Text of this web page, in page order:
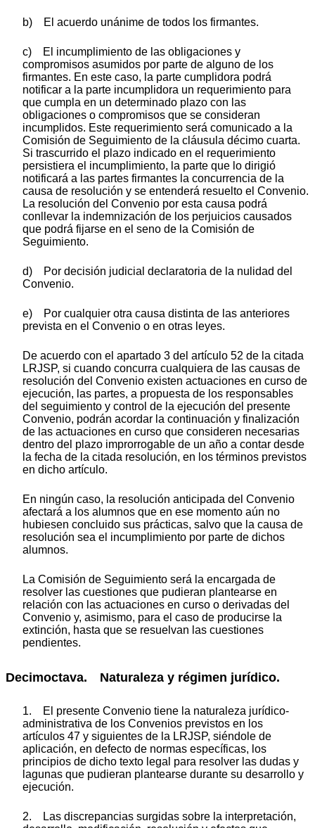
b) El acuerdo unánime de todos los firmantes.
c) El incumplimiento de las obligaciones y
compromisos asumidos por parte de alguno de los
firmantes. En este caso, la parte cumplidora podrá
notificar a la parte incumplidora un requerimiento para
que cumpla en un determinado plazo con las
obligaciones o compromisos que se consideran
incumplidos. Este requerimiento será comunicado a la
Comisión de Seguimiento de la cláusula décimo cuarta.
Si trascurrido el plazo indicado en el requerimiento
persistiera el incumplimiento, la parte que lo dirigió
notificará a las partes firmantes la concurrencia de la
causa de resolución y se entenderá resuelto el Convenio.
La resolución del Convenio por esta causa podrá
conllevar la indemnización de los perjuicios causados
que podrá fijarse en el seno de la Comisión de
Seguimiento.
d) Por decisión judicial declaratoria de la nulidad del
Convenio.
e) Por cualquier otra causa distinta de las anteriores
prevista en el Convenio o en otras leyes.
De acuerdo con el apartado 3 del artículo 52 de la citada
LRJSP, si cuando concurra cualquiera de las causas de
resolución del Convenio existen actuaciones en curso de
ejecución, las partes, a propuesta de los responsables
del seguimiento y control de la ejecución del presente
Convenio, podrán acordar la continuación y finalización
de las actuaciones en curso que consideren necesarias
dentro del plazo improrrogable de un año a contar desde
la fecha de la citada resolución, en los términos previstos
en dicho artículo.
En ningún caso, la resolución anticipada del Convenio
afectará a los alumnos que en ese momento aún no
hubiesen concluido sus prácticas, salvo que la causa de
resolución sea el incumplimiento por parte de dichos
alumnos.
La Comisión de Seguimiento será la encargada de
resolver las cuestiones que pudieran plantearse en
relación con las actuaciones en curso o derivadas del
Convenio y, asimismo, para el caso de producirse la
extinción, hasta que se resuelvan las cuestiones
pendientes.
Decimoctava. Naturaleza y régimen jurídico.
1. El presente Convenio tiene la naturaleza jurídico-
administrativa de los Convenios previstos en los
artículos 47 y siguientes de la LRJSP, siéndole de
aplicación, en defecto de normas específicas, los
principios de dicho texto legal para resolver las dudas y
lagunas que pudieran plantearse durante su desarrollo y
ejecución.
2. Las discrepancias surgidas sobre la interpretación,